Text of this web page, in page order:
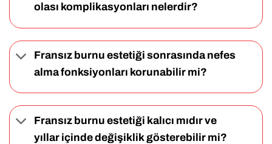
olası komplikasyonları nelerdir?
Fransız burnu estetiği sonrasında nefes
alma fonksiyonları korunabilir mi?
Fransız burnu estetiği kalıcı mıdır ve
yıllar içinde değişiklik gösterebilir mi?